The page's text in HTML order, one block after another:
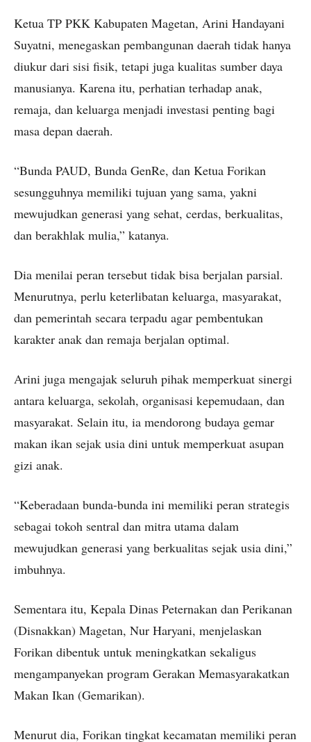
Ketua TP PKK Kabupaten Magetan, Arini Handayani
Suyatni, menegaskan pembangunan daerah tidak hanya
diukur dari sisi fisik, tetapi juga kualitas sumber daya
manusianya. Karena itu, perhatian terhadap anak,
remaja, dan keluarga menjadi investasi penting bagi
masa depan daerah.
“Bunda PAUD, Bunda GenRe, dan Ketua Forikan
sesungguhnya memiliki tujuan yang sama, yakni
mewujudkan generasi yang sehat, cerdas, berkualitas,
dan berakhlak mulia,” katanya.
Dia menilai peran tersebut tidak bisa berjalan parsial.
Menurutnya, perlu keterlibatan keluarga, masyarakat,
dan pemerintah secara terpadu agar pembentukan
karakter anak dan remaja berjalan optimal.
Arini juga mengajak seluruh pihak memperkuat sinergi
antara keluarga, sekolah, organisasi kepemudaan, dan
masyarakat. Selain itu, ia mendorong budaya gemar
makan ikan sejak usia dini untuk memperkuat asupan
gizi anak.
“Keberadaan bunda-bunda ini memiliki peran strategis
sebagai tokoh sentral dan mitra utama dalam
mewujudkan generasi yang berkualitas sejak usia dini,”
imbuhnya.
Sementara itu, Kepala Dinas Peternakan dan Perikanan
(Disnakkan) Magetan, Nur Haryani, menjelaskan
Forikan dibentuk untuk meningkatkan sekaligus
mengampanyekan program Gerakan Memasyarakatkan
Makan Ikan (Gemarikan).
Menurut dia, Forikan tingkat kecamatan memiliki peran